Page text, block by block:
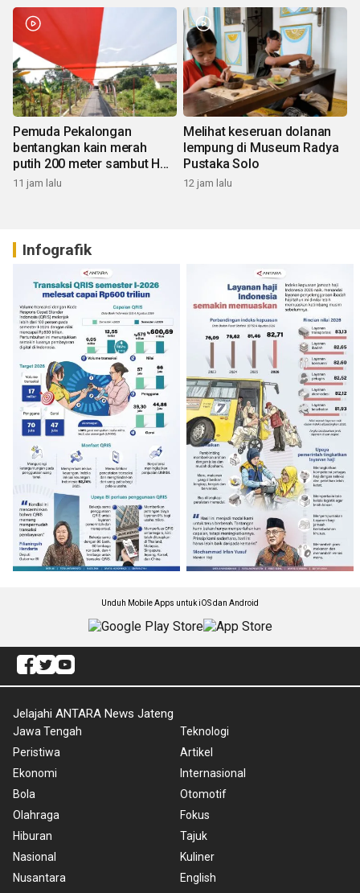
Pemuda Pekalongan
bentangkan kain merah
putih 200 meter sambut HUT
RI
11 jam lalu
Melihat keseruan dolanan
lempung di Museum Radya
Pustaka Solo
12 jam lalu
Infografik
Unduh Mobile Apps untuk iOS dan Android
Jelajahi ANTARA News Jateng
Jawa Tengah
Peristiwa
Ekonomi
Bola
Olahraga
Hiburan
Nasional
Nusantara
Teknologi
Artikel
Internasional
Otomotif
Fokus
Tajuk
Kuliner
English